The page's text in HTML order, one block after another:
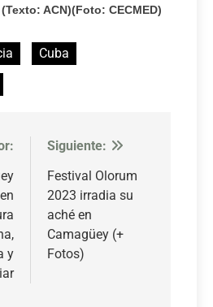
(Texto: ACN)(Foto: CECMED)
Cuba
y
Siguiente:
Festival Olorum
2023 irradia su
aché en
Camagüey (+
Fotos)